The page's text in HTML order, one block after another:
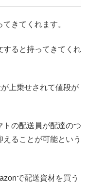
きてくれます。
すると持ってきてくれ
上乗せされて値段が
トの配送員が配達のつ
ることが可能という
で配送資材を買う